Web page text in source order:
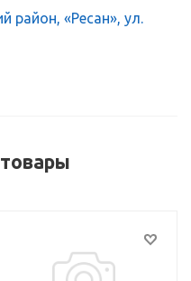
район, «Ресан», ул.